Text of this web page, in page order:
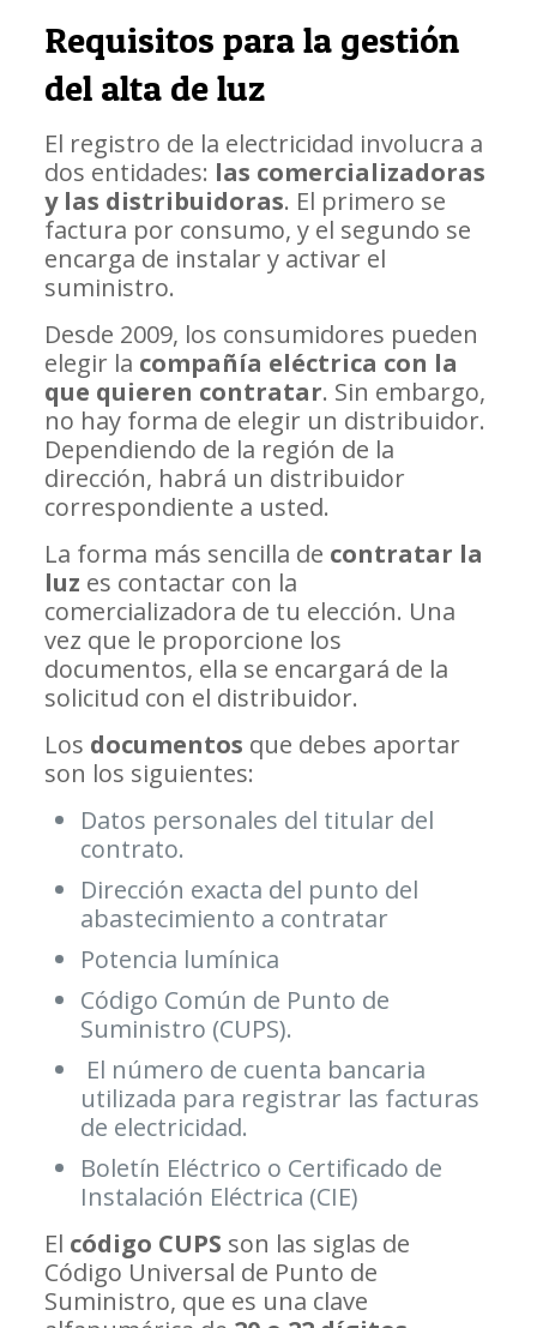
Requisitos para la gestión
del alta de luz
El registro de la electricidad involucra a
dos entidades: las comercializadoras
y las distribuidoras. El primero se
factura por consumo, y el segundo se
encarga de instalar y activar el
suministro.
Desde 2009, los consumidores pueden
elegir la compañía eléctrica con la
que quieren contratar. Sin embargo,
no hay forma de elegir un distribuidor.
Dependiendo de la región de la
dirección, habrá un distribuidor
correspondiente a usted.
La forma más sencilla de contratar la
luz es contactar con la
comercializadora de tu elección. Una
vez que le proporcione los
documentos, ella se encargará de la
solicitud con el distribuidor.
Los documentos que debes aportar
son los siguientes:
Datos personales del titular del
contrato.
Dirección exacta del punto del
abastecimiento a contratar
Potencia lumínica
Código Común de Punto de
Suministro (CUPS).
El número de cuenta bancaria
utilizada para registrar las facturas
de electricidad.
Boletín Eléctrico o Certificado de
Instalación Eléctrica (CIE)
El código CUPS son las siglas de
Código Universal de Punto de
Suministro, que es una clave